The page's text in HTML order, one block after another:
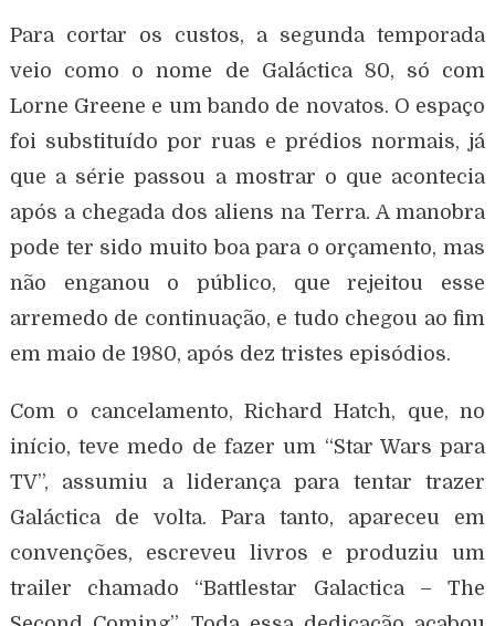
Para cortar os custos, a segunda temporada
veio como o nome de Galáctica 80, só com
Lorne Greene e um bando de novatos. O espaço
foi substituído por ruas e prédios normais, já
que a série passou a mostrar o que acontecia
após a chegada dos aliens na Terra. A manobra
pode ter sido muito boa para o orçamento, mas
não enganou o público, que rejeitou esse
arremedo de continuação, e tudo chegou ao fim
em maio de 1980, após dez tristes episódios.
Com o cancelamento, Richard Hatch, que, no
início, teve medo de fazer um “Star Wars para
TV”, assumiu a liderança para tentar trazer
Galáctica de volta. Para tanto, apareceu em
convenções, escreveu livros e produziu um
trailer chamado “Battlestar Galactica – The